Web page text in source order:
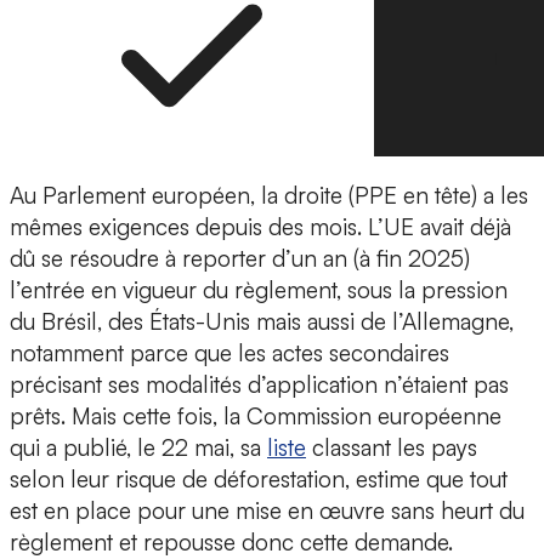
Au Parlement européen, la droite (PPE en tête) a les
mêmes exigences depuis des mois. L’UE avait déjà
dû se résoudre à reporter d’un an (à fin 2025)
l’entrée en vigueur du règlement, sous la pression
du Brésil, des États-Unis mais aussi de l’Allemagne,
notamment parce que les actes secondaires
précisant ses modalités d’application n’étaient pas
prêts. Mais cette fois, la Commission européenne
qui a publié, le 22 mai, sa liste classant les pays
selon leur risque de déforestation, estime que tout
est en place pour une mise en œuvre sans heurt du
règlement et repousse donc cette demande.